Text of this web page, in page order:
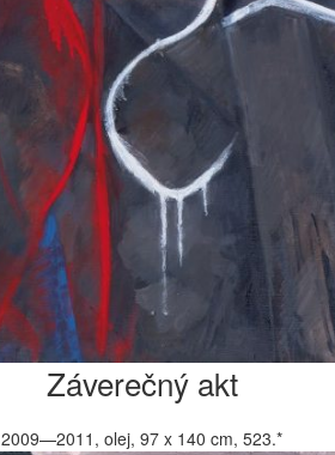
Záverečný akt
2009—2011, olej, 97 x 140 cm, 523.*